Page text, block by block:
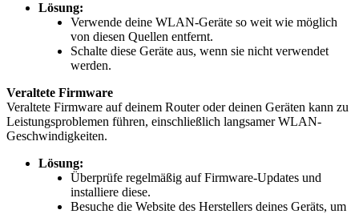
Lösung:
Verwende deine WLAN-Geräte so weit wie möglich
von diesen Quellen entfernt.
Schalte diese Geräte aus, wenn sie nicht verwendet
werden.
Veraltete Firmware
Veraltete Firmware auf deinem Router oder deinen Geräten kann zu
Leistungsproblemen führen, einschließlich langsamer WLAN-
Geschwindigkeiten.
Lösung:
Überprüfe regelmäßig auf Firmware-Updates und
installiere diese.
Besuche die Website des Herstellers deines Geräts, um